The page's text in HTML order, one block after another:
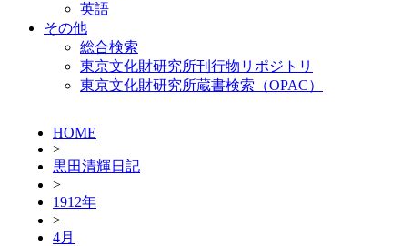
英語
その他
総合検索
東京文化財研究所刊行物リポジトリ
東京文化財研究所蔵書検索（OPAC）
HOME
>
黒田清輝日記
>
1912年
>
4月